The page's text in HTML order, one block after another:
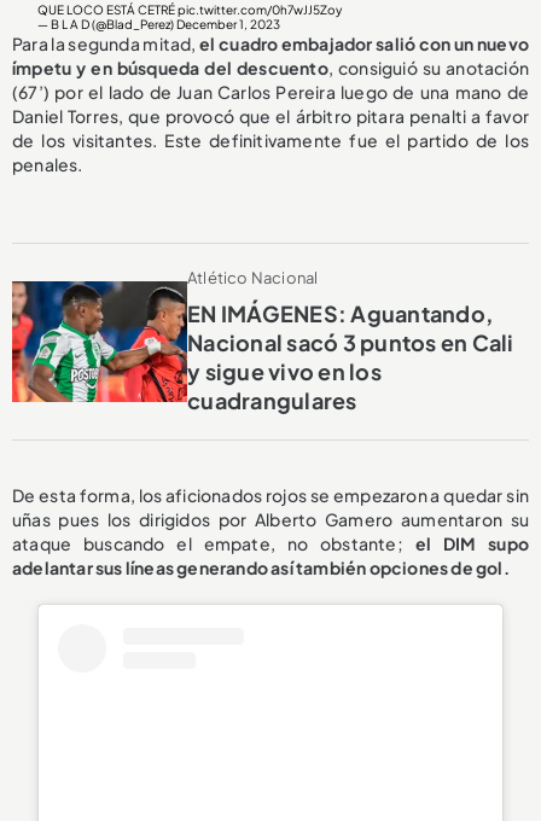
QUE LOCO ESTÁ CETRÉpic.twitter.com/0h7wJJ5Zoy
— B L A D (@Blad_Perez)December 1, 2023
Para la segunda mitad,el cuadro embajador salió con un nuevo
ímpetu y en búsqueda del descuento, consiguió su anotación
(67’) por el lado de Juan Carlos Pereira luego de una mano de
Daniel Torres, que provocó que el árbitro pitara penalti a favor
de los visitantes. Este definitivamente fue el partido de los
penales.
Atlético Nacional
EN IMÁGENES: Aguantando,
Nacional sacó 3 puntos en Cali
y sigue vivo en los
cuadrangulares
De esta forma, los aficionados rojos se empezaron a quedar sin
uñas pues los dirigidos por Alberto Gamero aumentaron su
ataque buscando el empate, no obstante; el DIM supo
adelantar sus líneas generando así también opciones de gol.